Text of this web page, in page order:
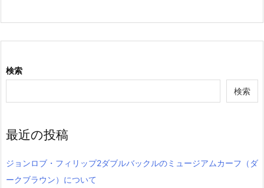
検索
検索
最近の投稿
ジョンロブ・フィリップ2ダブルバックルのミュージアムカーフ（ダ
ークブラウン）について